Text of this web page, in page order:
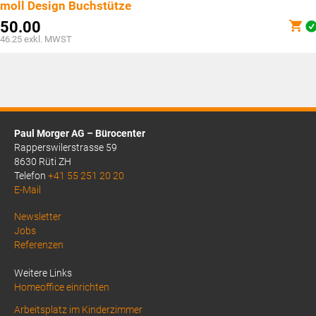
moll Design Buchstütze
50.00
46.25 exkl. MWST
Paul Morger AG – Bürocenter
Rapperswilerstrasse 59
8630 Rüti ZH
Telefon +41 55 251 20 20
E-Mail
Above
Footer
Newsletter
Jobs
Referenzen
Weitere Links
Homeoffice einrichten
Arbeitsplatz im Kinderzimmer